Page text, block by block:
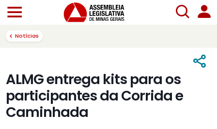
Notícias
ALMG entrega kits para os
participantes da Corrida e
Caminhada